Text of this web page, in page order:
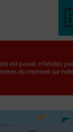
est passé, n'hésitez
du moment sur